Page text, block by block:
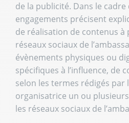
de la publicité. Dans le
engagements précisent
de réalisation de contenus à
réseaux sociaux de
évènements physiques ou
spécifiques à l’influence, de
selon les termes rédigés par
organisatrice un ou
les réseaux sociaux de